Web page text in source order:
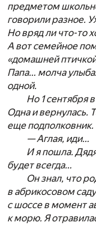
предметом
говорили разное.
Но вряд ли что-то
А вот семейное
«домашней
Папа… молча
одной.
Но 1 сентября
Одна и вернулась.
еще подполковник.
— Аглая, иди…
И я пошла.
будет всегда…
Он знал, что
в абрикосовом
с шоссе в момент
к морю. Я